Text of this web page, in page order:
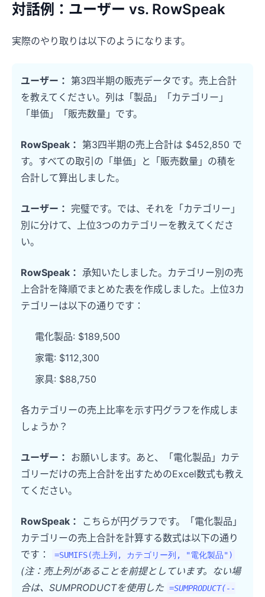
対話例：ユーザー vs. RowSpeak
実際のやり取りは以下のようになります。
ユーザー： 第3四半期の販売データです。売上合計
を教えてください。列は「製品」「カテゴリー」
「単価」「販売数量」です。
RowSpeak： 第3四半期の売上合計は $452,850 で
す。すべての取引の「単価」と「販売数量」の積を
合計して算出しました。
ユーザー： 完璧です。では、それを「カテゴリー」
別に分けて、上位3つのカテゴリーを教えてくださ
い。
RowSpeak： 承知いたしました。カテゴリー別の売
上合計を降順でまとめた表を作成しました。上位3カ
テゴリーは以下の通りです：
電化製品: $189,500
家電: $112,300
家具: $88,750
各カテゴリーの売上比率を示す円グラフを作成しま
しょうか？
ユーザー： お願いします。あと、「電化製品」カテ
ゴリーだけの売上合計を出すためのExcel数式も教え
てください。
RowSpeak：
こちらが円グラフです。「電化製品」
カテゴリーの売上合計を計算する数式は以下の通り
です：
=SUMIFS(売上列, カテゴリー列, "電化製品")
(注：売上列があることを前提としています。ない場
合は、SUMPRODUCTを使用した =SUMPRODUCT(--